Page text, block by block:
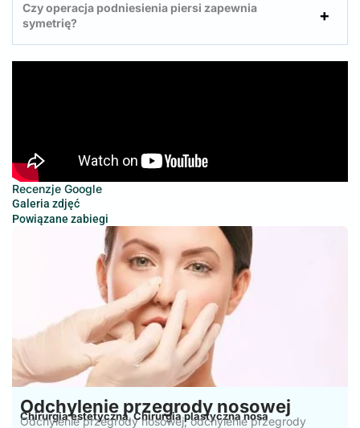
Czy operacja podniesienia piersi zapewnia
symetrię?
Recenzje Google
Galeria zdjęć
Powiązane zabiegi
Odchylenie przegrody nosowej
Chirurgia estetyczna,Chirurgia plastyczna nosa
Odchylenie przegrody nosowej, odchylenie przegrody